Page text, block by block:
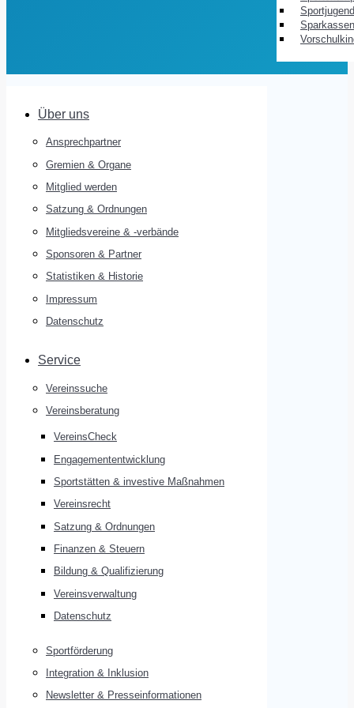
Über uns
Ansprechpartner
Gremien & Organe
Mitglied werden
Satzung & Ordnungen
Mitgliedsvereine & -verbände
Sponsoren & Partner
Statistiken & Historie
Impressum
Datenschutz
Service
Vereinssuche
Vereinsberatung
VereinsCheck
Engagemententwicklung
Sportstätten & investive Maßnahmen
Vereinsrecht
Satzung & Ordnungen
Finanzen & Steuern
Bildung & Qualifizierung
Vereinsverwaltung
Datenschutz
Sportförderung
Integration & Inklusion
Newsletter & Presseinformationen